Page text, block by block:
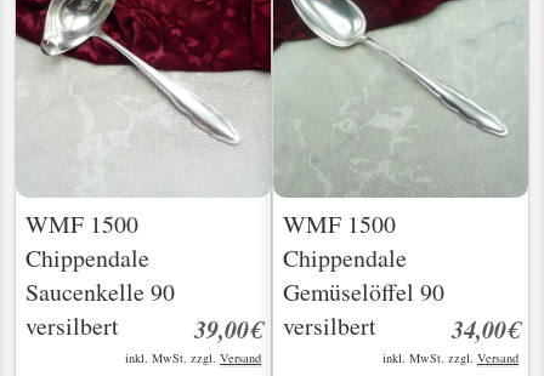
WMF 1500
Chippendale
Saucenkelle 90
versilbert
39,00€
inkl. MwSt. zzgl. Versand
WMF 1500
Chippendale
Gemüselöffel 90
versilbert
34,00€
inkl. MwSt. zzgl. Versand